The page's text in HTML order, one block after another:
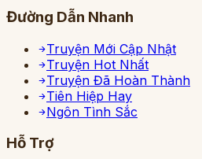
Đường Dẫn Nhanh
Truyện Mới Cập Nhật
Truyện Hot Nhất
Truyện Đã Hoàn Thành
Tiên Hiệp Hay
Ngôn Tình Sắc
Hỗ Trợ